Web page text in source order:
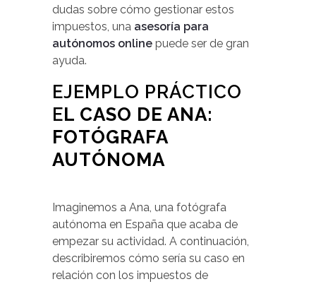
dudas sobre cómo gestionar estos
impuestos, una asesoría para
autónomos online puede ser de gran
ayuda.
EJEMPLO PRÁCTICO
EL CASO DE ANA:
FOTÓGRAFA
AUTÓNOMA
Imaginemos a Ana, una fotógrafa
autónoma en España que acaba de
empezar su actividad. A continuación,
describiremos cómo sería su caso en
relación con los impuestos de